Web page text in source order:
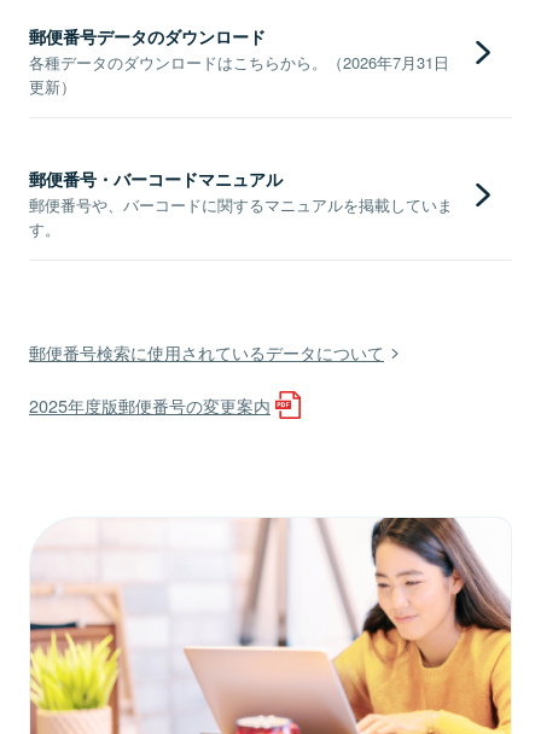
郵便番号データのダウンロード
各種データのダウンロードはこちらから。（2026年7月31日
更新）
郵便番号・バーコードマニュアル
郵便番号や、バーコードに関するマニュアルを掲載していま
す。
郵便番号検索に使用されているデータについて
2025年度版郵便番号の変更案内